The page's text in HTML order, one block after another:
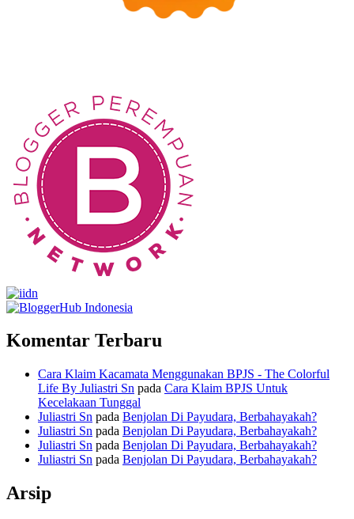
Komentar Terbaru
Cara Klaim Kacamata Menggunakan BPJS - The Colorful
Life By Juliastri Sn pada Cara Klaim BPJS Untuk
Kecelakaan Tunggal
Juliastri Sn pada Benjolan Di Payudara, Berbahayakah?
Juliastri Sn pada Benjolan Di Payudara, Berbahayakah?
Juliastri Sn pada Benjolan Di Payudara, Berbahayakah?
Juliastri Sn pada Benjolan Di Payudara, Berbahayakah?
Arsip